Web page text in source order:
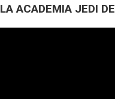
LA ACADEMIA JEDI